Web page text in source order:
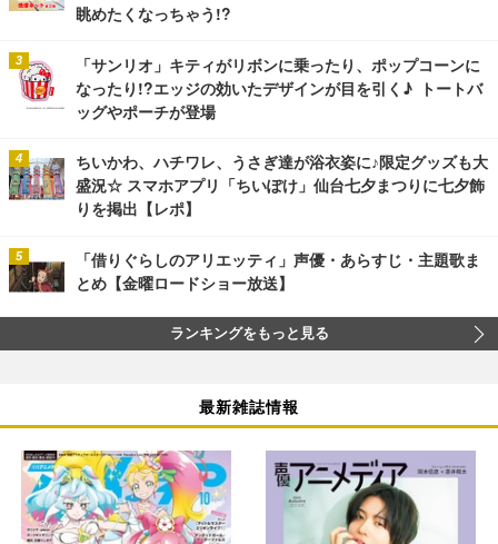
眺めたくなっちゃう!?
「サンリオ」キティがリボンに乗ったり、ポップコーンに
なったり!?エッジの効いたデザインが目を引く♪ トートバ
ッグやポーチが登場
ちいかわ、ハチワレ、うさぎ達が浴衣姿に♪限定グッズも大
盛況☆ スマホアプリ「ちいぽけ」仙台七夕まつりに七夕飾
りを掲出【レポ】
「借りぐらしのアリエッティ」声優・あらすじ・主題歌ま
とめ【金曜ロードショー放送】
ランキングをもっと見る
最新雑誌情報